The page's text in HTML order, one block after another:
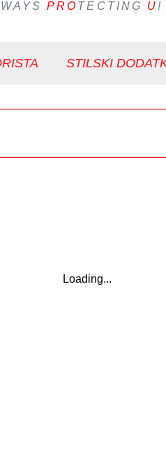
PRO TECTING U!
STILSKI
Loading...